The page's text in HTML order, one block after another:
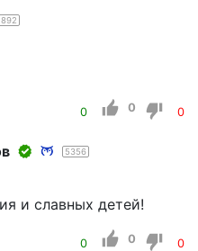
892
0 0 0
5356
и славных детей!
0 0 0